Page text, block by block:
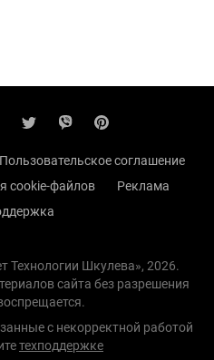
Пользовательское соглашение
cookie-файлов
Реклама
Технологии Шкулева», 2026.
сайта без разрешения
с некорректной работой
техподдержке